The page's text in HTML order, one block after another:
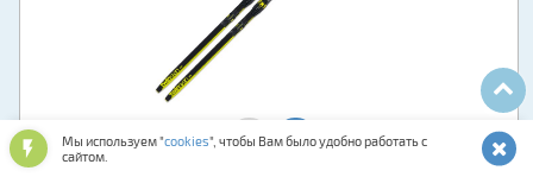
Мы используем "cookies", чтобы Вам было удобно работать с
сайтом.